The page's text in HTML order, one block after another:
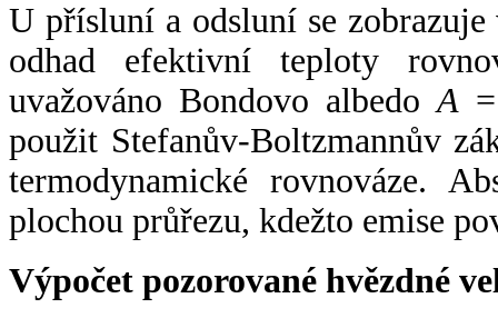
U přísluní a odsluní se
odhad efektivní teploty
uvažováno Bondovo albedoA
použit Stefanův-Boltzmannův
termodynamické rovnováze.
plochou průřezu, kdežto emise
Výpočet pozorované hvězdné